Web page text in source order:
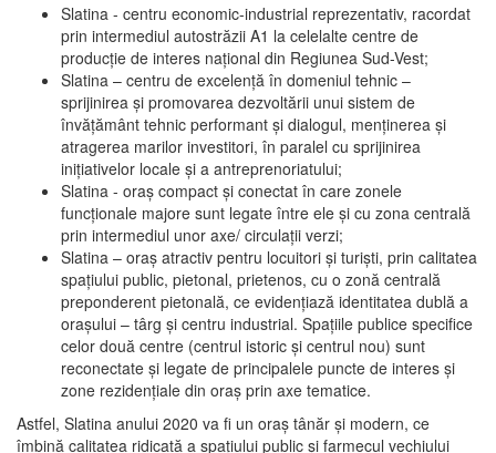
Slatina - centru economic-industrial reprezentativ, racordat
prin intermediul autostrăzii A1 la celelalte centre de
producţie de interes naţional din Regiunea Sud-Vest;
Slatina – centru de excelenţă în domeniul tehnic –
sprijinirea şi promovarea dezvoltării unui sistem de
învăţământ tehnic performant şi dialogul, menţinerea şi
atragerea marilor investitori, în paralel cu sprijinirea
iniţiativelor locale şi a antreprenoriatului;
Slatina - oraş compact şi conectat în care zonele
funcţionale majore sunt legate între ele şi cu zona centrală
prin intermediul unor axe/ circulații verzi;
Slatina – oraş atractiv pentru locuitori şi turişti, prin calitatea
spaţiului public, pietonal, prietenos, cu o zonă centrală
preponderent pietonală, ce evidenţiază identitatea dublă a
oraşului – târg şi centru industrial. Spaţiile publice specifice
celor două centre (centrul istoric şi centrul nou) sunt
reconectate şi legate de principalele puncte de interes şi
zone rezidenţiale din oraş prin axe tematice.
Astfel, Slatina anului 2020 va fi un oraş tânăr şi modern, ce
îmbină calitatea ridicată a spaţiului public şi farmecul vechiului